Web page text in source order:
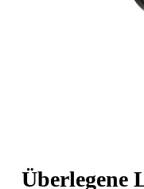
Überlegene